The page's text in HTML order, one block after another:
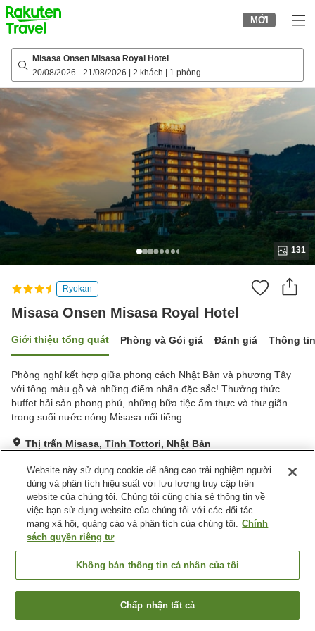
to
top
page
MỚI
Misasa Onsen Misasa Royal Hotel
20/08/2026 - 21/08/2026 2 khách 1 phòng
131
Ryokan
Misasa Onsen Misasa Royal Hotel
Giới thiệu tổng quát Phòng và Gói giá Đánh giá Thông
Phòng nghỉ kết hợp giữa phong cách Nhật Bản và phương Tây
với tông màu gỗ và những điểm nhấn đặc sắc! Thưởng thức
buffet hải sản phong phú, những bữa tiệc ẩm thực và thư giãn
trong suối nước nóng Misasa nổi tiếng.
Thị trấn Misasa, Tỉnh Tottori, Nhật Bản
Tốt Đánh giá:425lượt
Tiện nghi chỗ nghỉ
Bãi đỗ xe
Trang chủ Nhật Bản Tỉnh Tottori
Thị trấn Misasa
Misasa Onsen Misasa Royal HotelTìm phòng trống
Website này sử dụng cookie để nâng cao trải nghiệm người
dùng và phân tích hiệu suất với lưu lượng truy cập trên
website của chúng tôi. Chúng tôi cũng chia sẻ thông tin về
việc bạn sử dụng website của chúng tôi với các đối tác
mạng xã hội, quảng cáo và phân tích của chúng tôi. Chính
sách quyền riêng tư
Không bán thông tin cá nhân của tôi
Chấp nhận tất cả